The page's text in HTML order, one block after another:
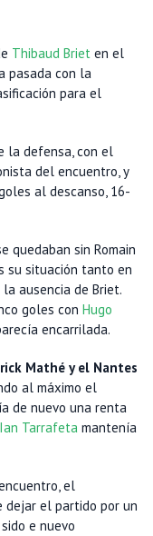
Thibaud Briet en el
pasada con la
para el
la defensa, con el
del encuentro, y
al descanso, 16-
quedaban sin Romain
su situación tanto en
ausencia de Briet.
goles con Hugo
encarrilada.
Mathé y el Nantes
al máximo el
de nuevo una renta
Ian Tarrafeta mantenía
el
dejar el partido por un
e nuevo